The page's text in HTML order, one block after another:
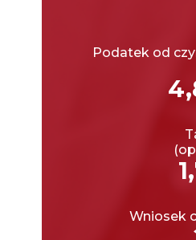
Podatek od
Wniosek